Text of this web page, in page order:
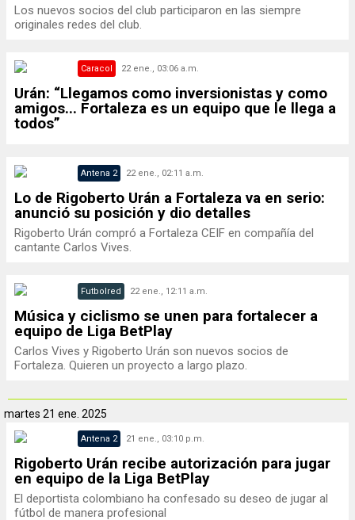
Los nuevos socios del club participaron en las siempre
originales redes del club.
Caracol 22 ene., 03:06 a.m.
Urán: “Llegamos como inversionistas y como
amigos... Fortaleza es un equipo que le llega a
todos”
Antena 2 22 ene., 02:11 a.m.
Lo de Rigoberto Urán a Fortaleza va en serio:
anunció su posición y dio detalles
Rigoberto Urán compró a Fortaleza CEIF en compañía del
cantante Carlos Vives.
Futbolred 22 ene., 12:11 a.m.
Música y ciclismo se unen para fortalecer a
equipo de Liga BetPlay
Carlos Vives y Rigoberto Urán son nuevos socios de
Fortaleza. Quieren un proyecto a largo plazo.
martes 21 ene. 2025
Antena 2 21 ene., 03:10 p.m.
Rigoberto Urán recibe autorización para jugar
en equipo de la Liga BetPlay
El deportista colombiano ha confesado su deseo de jugar al
fútbol de manera profesional